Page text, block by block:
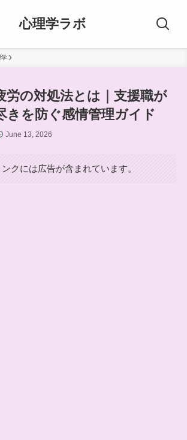
心理学ラボ
学
労の対処法とは｜支援職が
きを防ぐ感情管理ガイド
June 13, 2026
クには広告が含まれています。